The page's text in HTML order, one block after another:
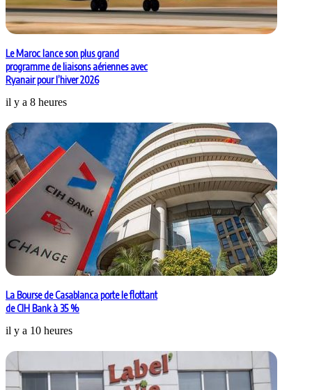
Le Maroc lance son plus grand
programme de liaisons aériennes avec
Ryanair pour l’hiver 2026
il y a 8 heures
La Bourse de Casablanca porte le flottant
de CIH Bank à 35 %
il y a 10 heures